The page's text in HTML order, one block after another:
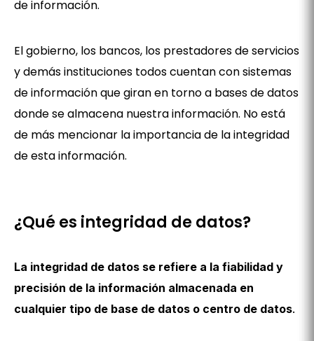
de información.
El gobierno, los bancos, los prestadores de servicios
y demás instituciones todos cuentan con sistemas
de información que giran en torno a bases de datos
donde se almacena nuestra información. No está
de más mencionar la importancia de la integridad
de esta información.
¿Qué es integridad de datos?
La integridad de datos se refiere a la fiabilidad y
precisión de la información almacenada en
cualquier tipo de base de datos o centro de datos.